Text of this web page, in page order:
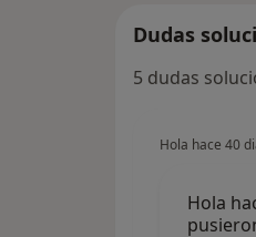
Dudas
5 dudas
Hola hace 40
Hola